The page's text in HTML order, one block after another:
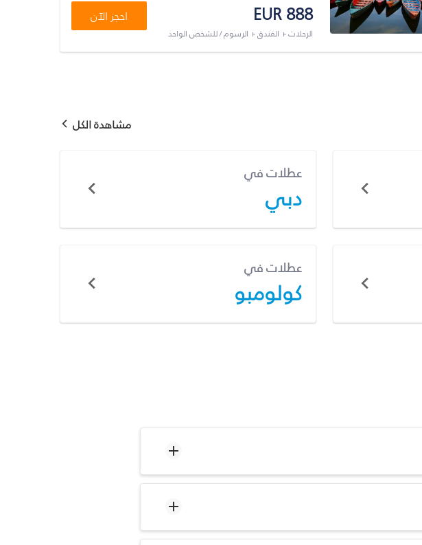
EUR 888
الرحلات + الفندق + الرسوم / للشخص الواحد
احجز الآن
مشاهدة الكل
عطلات في
دبي
عطلات في
كولومبو